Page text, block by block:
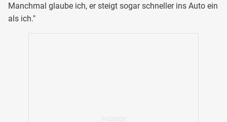
Manchmal glaube ich, er steigt sogar schneller ins Auto ein
als ich."